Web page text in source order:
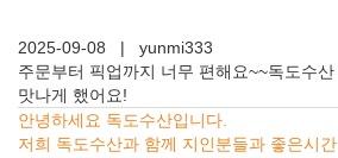
2025-09-08 |
yunmi333
주문부터 픽업까지 너무 편해요~~독도수
맛나게 했어요!
안녕하세요 독도수산입니다.
저희 독도수산과 함께 지인분들과 좋은시